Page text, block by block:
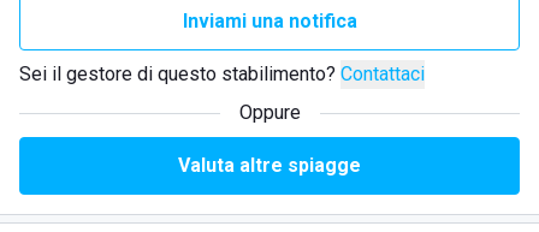
Inviami una notifica
Sei il gestore di questo stabilimento? Contattaci
Oppure
Valuta altre spiagge